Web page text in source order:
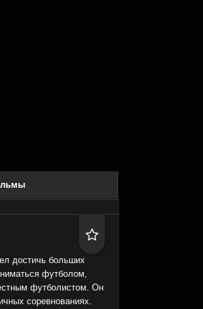

достичь больших
футболом,
футболистом. Он
соревнованиях.